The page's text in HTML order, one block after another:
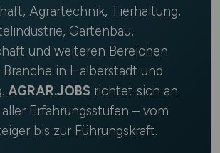
Agrartechnik, Tierhaltung,
Gartenbau,
und weiteren Bereichen
in Halberstadt und
AGRAR.JOBS richtet sich an
Erfahrungsstufen – vom
bis zur Führungskraft.